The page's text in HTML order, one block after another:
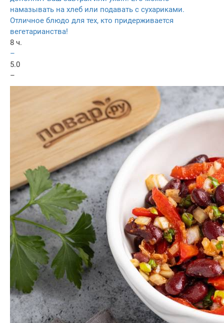
намазывать на хлеб или подавать с сухариками.
Отличное блюдо для тех, кто придерживается
вегетарианства!
8 ч.
–
5.0
–